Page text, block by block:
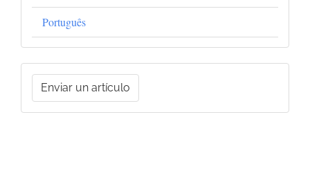
Português
Enviar
unEnviar un artículo